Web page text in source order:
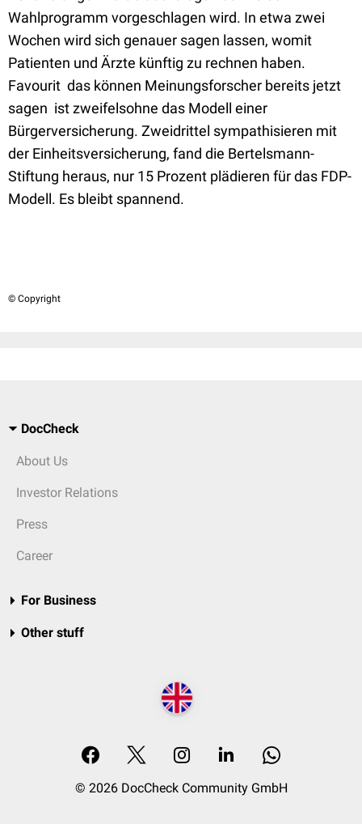
Wahlprogramm vorgeschlagen wird. In etwa zwei
Wochen wird sich genauer sagen lassen, womit
Patienten und Ärzte künftig zu rechnen haben.
Favourit  das können Meinungsforscher bereits jetzt
sagen  ist zweifelsohne das Modell einer
Bürgerversicherung. Zweidrittel sympathisieren mit
der Einheitsversicherung, fand die Bertelsmann-
Stiftung heraus, nur 15 Prozent plädieren für das FDP-
Modell. Es bleibt spannend.
© Copyright
DocCheck
About Us
Investor Relations
Press
Career
For Business
Other stuff
© 2026 DocCheck Community GmbH